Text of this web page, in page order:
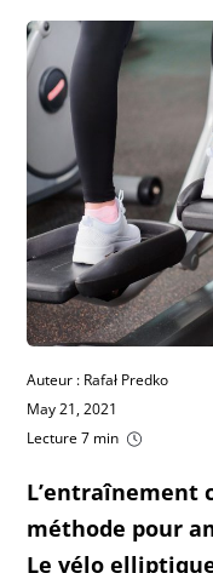
L’entraînement
méthode pour
Le vélo
Auteur : Rafał Predko
May 21, 2021
Lecture 7 min